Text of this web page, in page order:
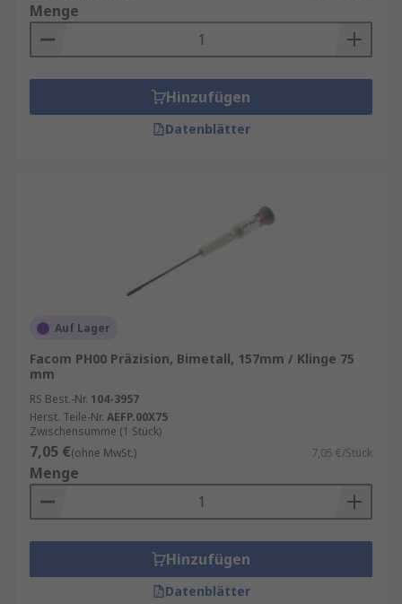
Menge
Hinzufügen
Datenblätter
Auf Lager
Facom PH00 Präzision, Bimetall, 157mm / Klinge 75
mm
RS Best.-Nr. 104-3957
Herst. Teile-Nr. AEFP.00X75
Zwischensumme (1 Stück)
7,05 €(ohne MwSt.) 7,05 €/Stück
Menge
Hinzufügen
Datenblätter